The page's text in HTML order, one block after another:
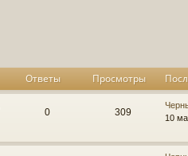
Ответы Просмотры
0О 309П
П
о
л
10